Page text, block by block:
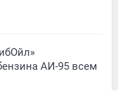
АИ-95 всем